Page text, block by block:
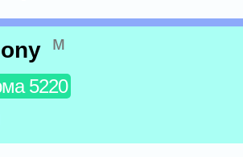
м
5220